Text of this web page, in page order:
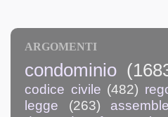
ARGOMENTI
condominio
codice civile (482)
legge
(263)